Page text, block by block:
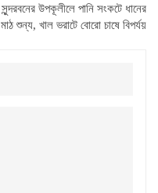
সুন্দরবনের উপকূলীলে পানি সংকটে ধানের
মাঠ শুন্য, খাল ভরাটে বোরো চাষে বিপর্যয়